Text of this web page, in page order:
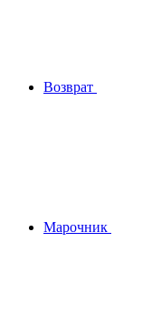
Возврат
Марочник